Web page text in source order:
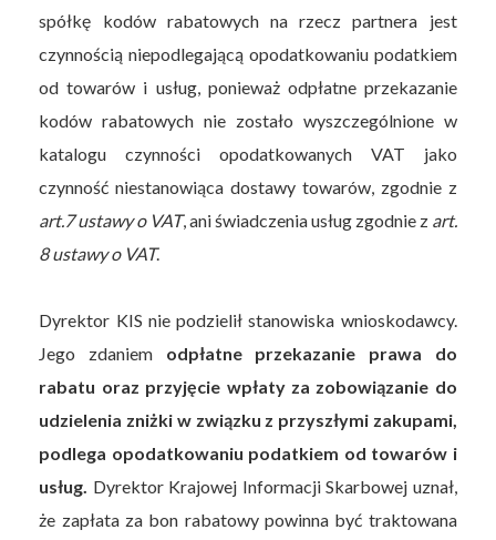
spółkę kodów rabatowych na rzecz partnera jest
czynnością niepodlegającą opodatkowaniu podatkiem
od towarów i usług, ponieważ odpłatne przekazanie
kodów rabatowych nie zostało wyszczególnione w
katalogu czynności opodatkowanych VAT jako
czynność niestanowiąca dostawy towarów, zgodnie z
art.7 ustawy o VAT, ani świadczenia usług zgodnie z art.
8 ustawy o VAT.
Dyrektor KIS nie podzielił stanowiska wnioskodawcy.
Jego zdaniem odpłatne przekazanie prawa do
rabatu oraz przyjęcie wpłaty za zobowiązanie do
udzielenia zniżki w związku z przyszłymi zakupami,
podlega opodatkowaniu podatkiem od towarów i
usług. Dyrektor Krajowej Informacji Skarbowej uznał,
że zapłata za bon rabatowy powinna być traktowana